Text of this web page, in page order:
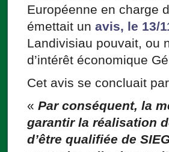
Européenne en charge
émettait un avis, le 13/
Landivisiau pouvait, ou
d’intérêt économique
Cet avis se concluait
« Par conséquent, la
garantir la réalisation
d’être qualifiée de